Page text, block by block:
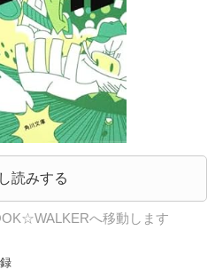
読みする
へ移動します